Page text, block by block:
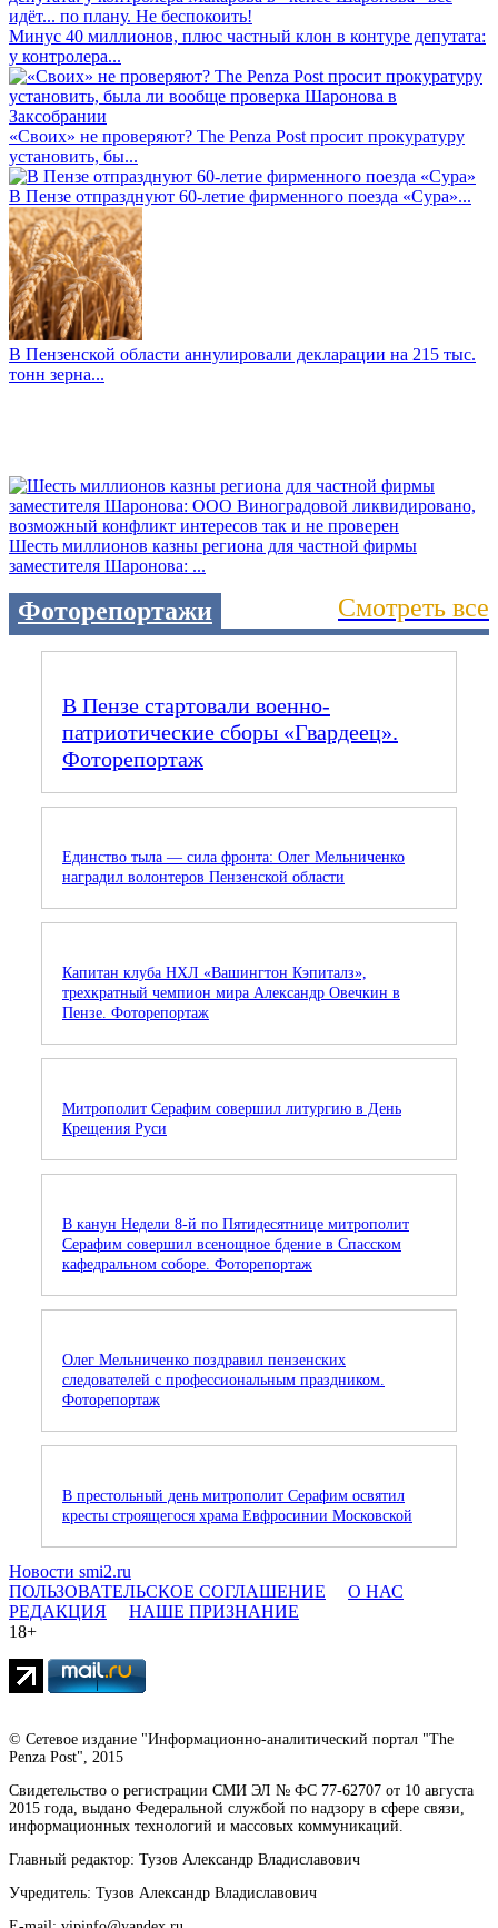
Минус 40 миллионов, плюс частный клон в контуре депутата:
у контролера...
«Своих» не проверяют? The Penza Post просит прокуратуру
установить, бы...
В Пензе отпразднуют 60-летие фирменного поезда «Сура»...
В Пензенской области аннулировали декларации на 215 тыс.
тонн зерна...
Шесть миллионов казны региона для частной фирмы
заместителя Шаронова: ...
Фоторепортажи Смотреть все
В Пензе стартовали военно-
патриотические сборы «Гвардеец».
Фоторепортаж
Единство тыла — сила фронта: Олег Мельниченко
наградил волонтеров Пензенской области
Капитан клуба НХЛ «Вашингтон Кэпиталз»,
трехкратный чемпион мира Александр Овечкин в
Пензе. Фоторепортаж
Митрополит Серафим совершил литургию в День
Крещения Руси
В канун Недели 8-й по Пятидесятнице митрополит
Серафим совершил всенощное бдение в Спасском
кафедральном соборе. Фоторепортаж
Олег Мельниченко поздравил пензенских
следователей с профессиональным праздником.
Фоторепортаж
В престольный день митрополит Серафим освятил
кресты строящегося храма Евфросинии Московской
Новости smi2.ru
ПОЛЬЗОВАТЕЛЬСКОЕ СОГЛАШЕНИЕ
О НАС
РЕДАКЦИЯ
НАШЕ ПРИЗНАНИЕ
18+
© Сетевое издание "Информационно-аналитический портал "The
Penza Post", 2015
Свидетельство о регистрации СМИ ЭЛ № ФС 77-62707 от 10 августа
2015 года, выдано Федеральной службой по надзору в сфере связи,
информационных технологий и массовых коммуникаций.
Главный редактор: Тузов Александр Владиславович
Учредитель: Тузов Александр Владиславович